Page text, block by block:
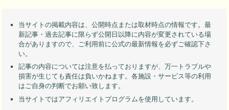
当サイトの掲載内容は、公開時点または取材時点の情報です。最
新記事・過去記事に限らず公開日以降に内容が変更されている場
合がありますので、ご利用前に公式の最新情報を必ずご確認下さ
い。
記事の内容については注意を払っておりますが、万一トラブルや
損害が生じても責任は負いかねます。各施設・サービス等の利用
はご自身の判断でお願い致します。
当サイトではアフィリエイトプログラムを使用しています。